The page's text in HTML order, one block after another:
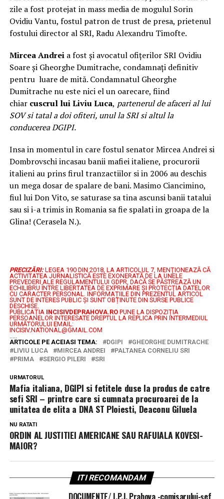
zile a fost protejat in mass media de mogulul Sorin
Ovidiu Vantu, fostul patron de trust de presa, prietenul
fostului director al SRI, Radu Alexandru Timofte.
Mircea Andreia fost şi avocatul ofiţerilor SRI Ovidiu
Soare şi Gheorghe Dumitrache, condamnaţi definitiv
pentru luare de mită. Condamnatul Gheorghe
Dumitrache nu este nici el un oarecare, fiind
chiar cuscrul lui Liviu Luca, partenerul de afaceri al lui
SOV si tatal a doi ofiteri, unul la SRI si altul la
conducerea DGIPI.
Insa in momentul in care fostul senator Mircea Andrei si
Dombrovschi incasau banii mafiei italiene, procurorii
italieni au prins firul tranzactiilor si in 2006 au deschis
un mega dosar de spalare de bani. Masimo Ciancimino,
fiul lui Don Vito, se saturase sa tina ascunsi banii tatalui
sau si i-a trimis in Romania sa fie spalati in groapa de la
Glina! (Cerasela N.).
PRECIZĂRI: LEGEA 190 DIN 2018, LA ARTICOLUL 7, MENŢIONEAZĂ CĂ
ACTIVITATEA JURNALISTICĂ ESTE EXONERATĂ DE LA UNELE
PREVEDERI ALE REGULAMENTULUI GDPR, DACĂ SE PĂSTREAZĂ UN
ECHILIBRU ÎNTRE LIBERTATEA DE EXPRIMARE ŞI PROTECŢIA DATELOR
CU CARACTER PERSONAL. INFORMAȚIILE DIN PREZENTUL ARTICOL
SUNT DE INTERES PUBLIC ȘI SUNT OBȚINUTE DIN SURSE PUBLICE
DESCHISE.
PUBLICAȚIA INCISIVDEPRAHOVA.ROPUNE LA DISPOZIȚIA
PERSOANELOR INTERESATE DREPTUL LA REPLICA PRIN INTERMEDIUL
URMĂTORULUI EMAIL:
INCISIV.NATIONAL@GMAIL.COM
.....
ARTICOLE PE ACEIASI TEMA:
DGIPI
GHEORGHE DUMITRACHE
LIVIU LUCA
MIRCEA ANDREI
PALTANEA CORNELIU SRI
PRIMA
SERGIO PILERI SRI
URMATORUL
Mafia italiana, DGIPI si fetitele duse la produs de catre
sefi SRI – printre care si cumnata procuroarei de la
unitatea de elita a DNA ST Ploiesti, Deaconu Giluela
NU RATATI
ORDIN AL JUSTITIEI AMERICANE SAU RAFUIALA KOVESI-
MAIOR?
ITI RECOMANDAM
DOCUMENTE/ I.P.J. Prahova -comisarului-șef